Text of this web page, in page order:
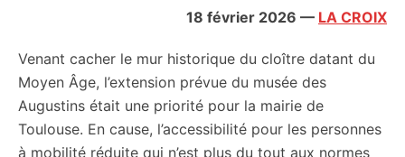
citoyennes
18 février 2026 — LA CROIX
Venant cacher le mur historique du cloître datant du
Moyen Âge, l’extension prévue du musée des
Augustins était une priorité pour la mairie de
Toulouse. En cause, l’accessibilité pour les personnes
à mobilité réduite qui n’est plus du tout aux normes